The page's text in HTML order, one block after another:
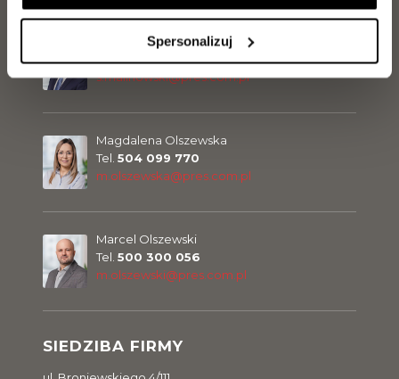
Spersonalizuj
SIEDZIBA FIRMY
Sławomir Malinowski
Tel.729 142 898
s.malinowski@pres.com.pl
Magdalena Olszewska
Tel. 504 099 770
m.olszewska@pres.com.pl
Marcel Olszewski
Tel. 500 300 056
m.olszewski@pres.com.pl